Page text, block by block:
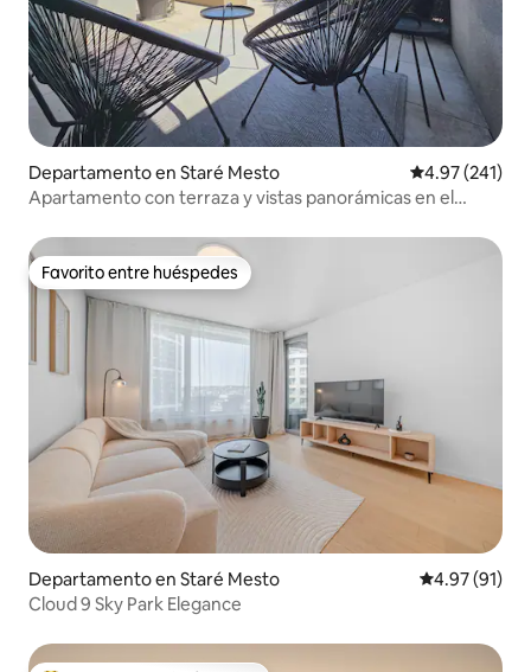
Departamento en Staré Mesto Calificación
4.97 (241)
Apartamento con terraza y vistas panorámicas en el
Favorito entre huéspedes
Favorito entre huéspedes
Departamento en Staré Mesto Calificación
4.97 (91)
Cloud 9 Sky Park Elegance